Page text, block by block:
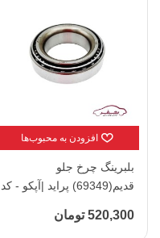
افزودن به محبوب‌ها
بلبرینگ چرخ جلو
قدیم(69349) پراید |آپکو - کد
520,300 تومان